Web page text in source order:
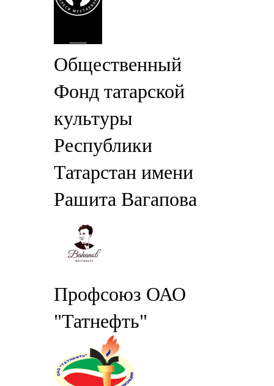
Общественный
Фонд татарской
культуры
Республики
Татарстан имени
Рашита Вагапова
Профсоюз ОАО
"Татнефть"